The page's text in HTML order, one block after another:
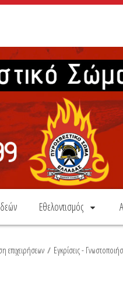
Εθελοντισμός
επιχειρήσεων / Εγκρίσεις -